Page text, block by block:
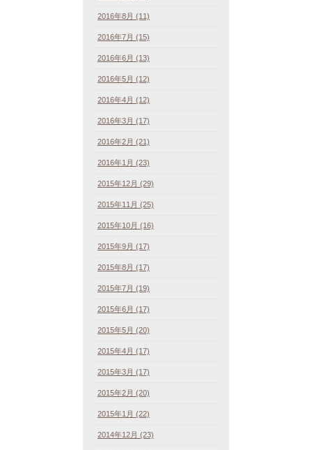
2016年8月 (11)
2016年7月 (15)
2016年6月 (13)
2016年5月 (12)
2016年4月 (12)
2016年3月 (17)
2016年2月 (21)
2016年1月 (23)
2015年12月 (29)
2015年11月 (25)
2015年10月 (16)
2015年9月 (17)
2015年8月 (17)
2015年7月 (19)
2015年6月 (17)
2015年5月 (20)
2015年4月 (17)
2015年3月 (17)
2015年2月 (20)
2015年1月 (22)
2014年12月 (23)